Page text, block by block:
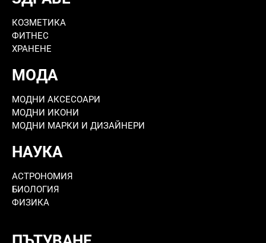
КОЗМЕТИКА
ФИТНЕС
ХРАНЕНЕ
МОДА
МОДНИ АКСЕСОАРИ
МОДНИ ИКОНИ
МОДНИ МАРКИ И ДИЗАЙНЕРИ
НАУКА
АСТРОНОМИЯ
БИОЛОГИЯ
ФИЗИКА